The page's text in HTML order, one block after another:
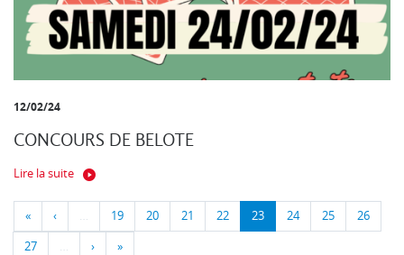
12/02/24
CONCOURS DE BELOTE
Lire la suite
« ‹ … 19 20 21 22 23 24 25 26
27 … › »